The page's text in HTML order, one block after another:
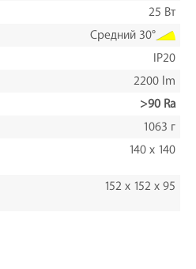
25 Вт
Средний 30°
IP20
2200 lm
>90 Ra
1063 г
140 x 140
152 x 152 x 95